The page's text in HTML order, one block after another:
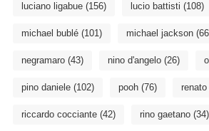
luciano ligabue(156) lucio battisti (108)
michael bublé(101) michael jackson
negramaro(43) nino d'angelo(26)
pino daniele(102) pooh(76)
riccardo cocciante(42) rino gaetano(34)